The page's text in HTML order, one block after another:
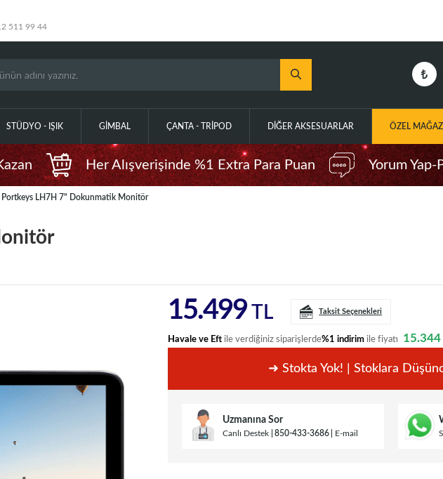
511 99 44
STÜDYO - IŞIK GIMBAL ÇANTA - TRIPOD DIĞER AKSESUARLAR ÖZEL
Her Alışverişinde %1 Extra Para Puan Yorum Yap-
Portkeys LH7H 7" Dokunmatik Monitör
15.499 TL Taksit Seçenekleri
Havale ve Eft ile verdiğiniz siparişlerde%1 indirim ile fiyatı 15.344
➜ Stokta Yok! | Stoklara
Uzmanına Sor
Canlı Destek 850-433-3686 E-mail